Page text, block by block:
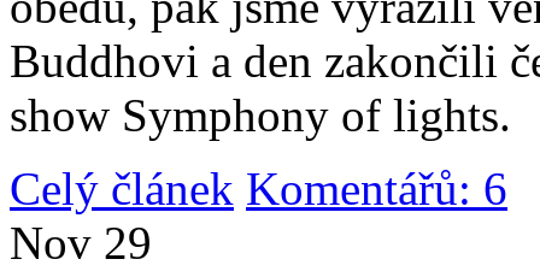
Buddhovi a den zakončili
show Symphony of lights.
Celý článek Komentářů: 6
Nov 29